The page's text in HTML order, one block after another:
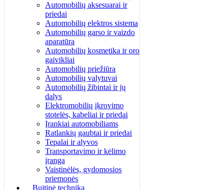
Automobilių aksesuarai ir
priedai
Automobilių elektros sistema
Automobilių garso ir vaizdo
aparatūra
Automobilių kosmetika ir oro
gaivikliai
Automobilių priežiūra
Automobilių valytuvai
Automobilių žibintai ir jų
dalys
Elektromobilių įkrovimo
stotelės, kabeliai ir priedai
Įrankiai automobiliams
Ratlankių gaubtai ir priedai
Tepalai ir alyvos
Transportavimo ir kėlimo
įranga
Vaistinėlės, gydomosios
priemonės
Buitinė technika